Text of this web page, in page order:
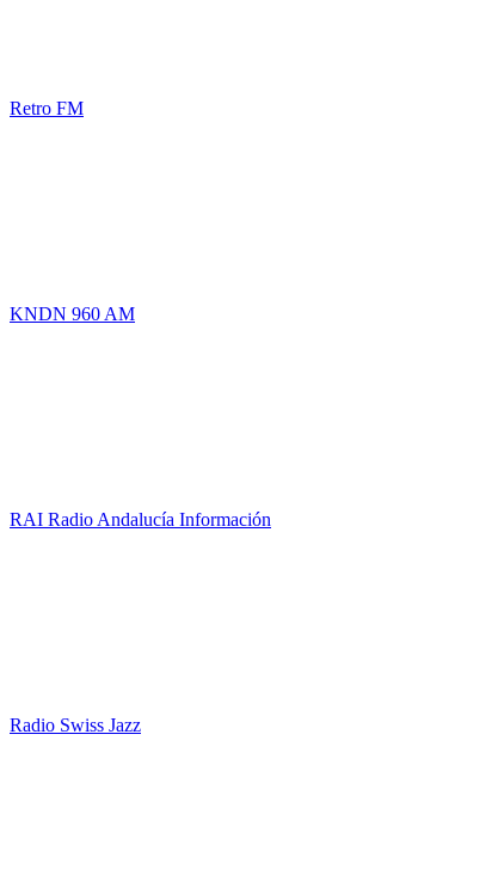
Retro FM
KNDN 960 AM
RAI Radio Andalucía Información
Radio Swiss Jazz